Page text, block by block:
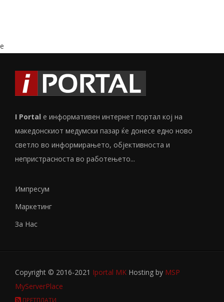
e
I Portal е информативен интернет портал кој на
македонскиот медумски пазар ќе донесе едно ново
светло во информирањето, објективноста и
непристрасноста во работењето...
Импресум
Маркетинг
За Нас
Copyright © 2016-2021 Iportal MK Hosting by MSP
MyServerPlace
ПРЕТПЛАТИ